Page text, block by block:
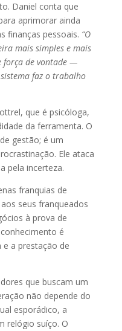
Daniel conta que
aprimorar ainda
finanças pessoais. “O
mais simples e mais
força de vontade —
faz o trabalho
que é psicóloga,
da ferramenta. O
gestão; é um
Ele ataca
pela incerteza.
franquias de
seus franqueados
à prova de
é
e a prestação de
que buscam um
não depende do
esporádico, a
relógio suíço. O